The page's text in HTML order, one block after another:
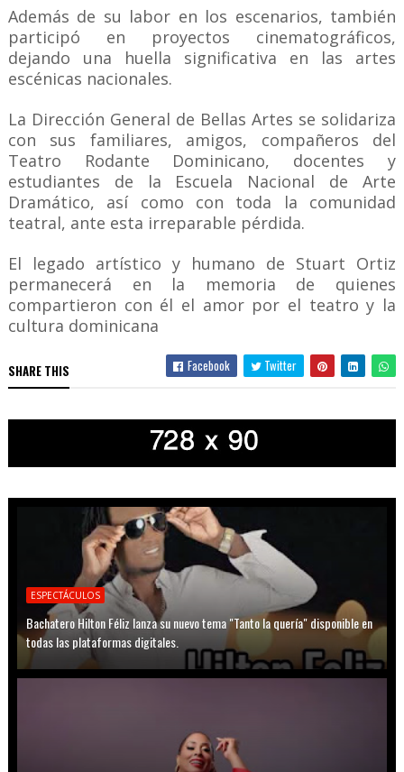
Además de su labor en los escenarios, también
participó en proyectos cinematográficos,
dejando una huella significativa en las artes
escénicas nacionales.
La Dirección General de Bellas Artes se solidariza
con sus familiares, amigos, compañeros del
Teatro Rodante Dominicano, docentes y
estudiantes de la Escuela Nacional de Arte
Dramático, así como con toda la comunidad
teatral, ante esta irreparable pérdida.
El legado artístico y humano de Stuart Ortiz
permanecerá en la memoria de quienes
compartieron con él el amor por el teatro y la
cultura dominicana
SHARE THIS Facebook Twitter
ESPECTÁCULOS
Bachatero Hilton Féliz lanza su nuevo tema "Tanto la quería" disponible en
todas las plataformas digitales.